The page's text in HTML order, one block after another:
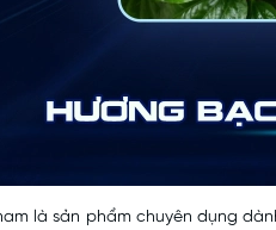
là sản phẩm chuyên dụng